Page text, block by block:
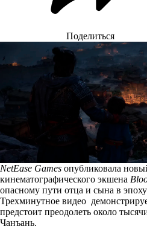
Поделиться
NetEase Games опубликовала
кинематографического экшена
опасному пути отца и сына в
Трехминутное видео
предстоит преодолеть около
Чанъань.